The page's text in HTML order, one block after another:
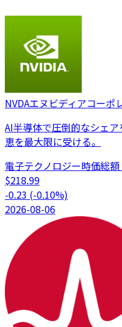
NVDAエヌビディアコーポ
AI半導体で圧倒的なシェ
恵を最大限に受ける。
電子テクノロジー時価総額
$218.99
-0.23 (-0.10%)
2026-08-06